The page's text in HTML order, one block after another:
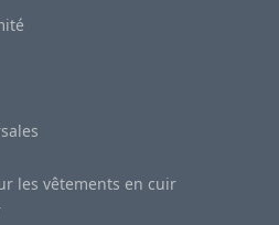
les vêtements en cuir